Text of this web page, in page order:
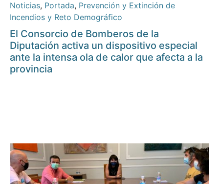
Noticias, Portada, Prevención y Extinción de
Incendios y Reto Demográfico
El Consorcio de Bomberos de la
Diputación activa un dispositivo especial
ante la intensa ola de calor que afecta a la
provincia